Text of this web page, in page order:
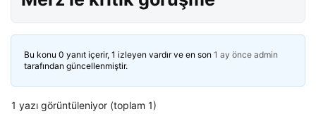
Bu konu 0 yanıt içerir, 1 izleyen vardır ve en son 1 ay önce admin
tarafından güncellenmiştir.
1 yazı görüntüleniyor (toplam 1)